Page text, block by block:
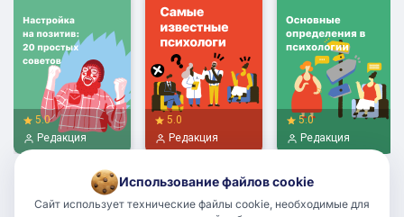
5.0
Редакция
5.0
Редакция
5.0
Редакция
Использование файлов cookie
Сайт использует технические файлы cookie, необходимые для